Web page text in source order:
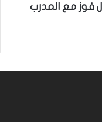
فوز مع المدرب